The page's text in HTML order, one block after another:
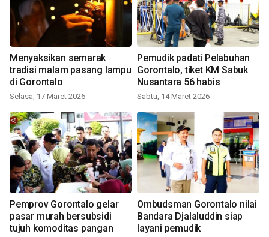
Menyaksikan semarak
tradisi malam pasang lampu
di Gorontalo
Selasa, 17 Maret 2026
Pemudik padati Pelabuhan
Gorontalo, tiket KM Sabuk
Nusantara 56 habis
Sabtu, 14 Maret 2026
Pemprov Gorontalo gelar
pasar murah bersubsidi
tujuh komoditas pangan
Ombudsman Gorontalo nilai
Bandara Djalaluddin siap
layani pemudik